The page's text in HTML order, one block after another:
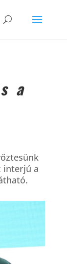
a
interjú a